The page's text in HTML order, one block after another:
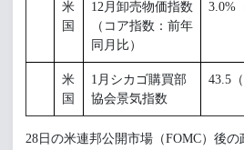
米
国
12月卸売物価指数
（コア指数：前年
同月比）
3.0%
米
国
1月シカゴ購買部
協会景気指数
43.5（
28日の米連邦公開市場（FOMC）後